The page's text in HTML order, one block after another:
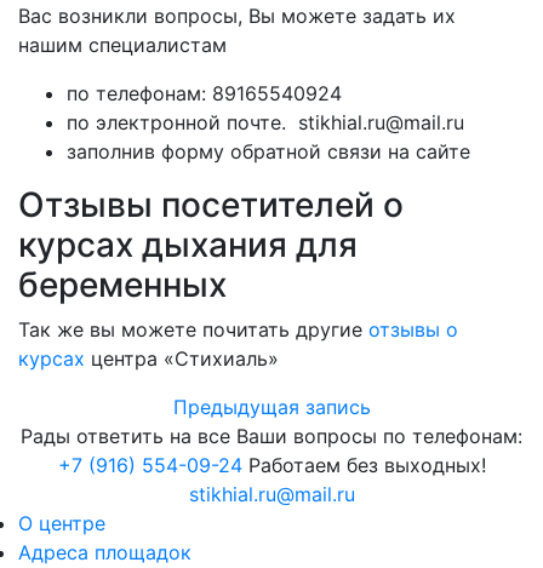
Вас возникли вопросы, Вы можете задать их
нашим специалистам
по телефонам: 89165540924
по электронной почте. stikhial.ru@mail.ru
заполнив форму обратной связи на сайте
Отзывы посетителей о
курсах дыхания для
беременных
Так же вы можете почитать другие отзывы о
курсах центра «Стихиаль»
Предыдущая запись
Рады ответить на все Ваши вопросы по телефонам:
+7 (916) 554-09-24 Работаем без выходных!
stikhial.ru@mail.ru
О центре
Адреса площадок